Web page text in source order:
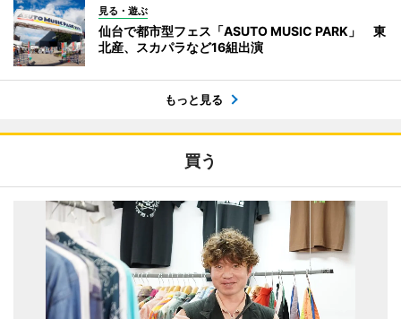
見る・遊ぶ
仙台で都市型フェス「ASUTO MUSIC PARK」 東
北産、スカパラなど16組出演
もっと見る
買う